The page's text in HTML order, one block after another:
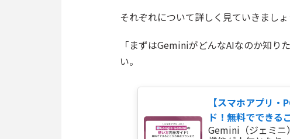
それぞれについて詳しく見ていきましょ
「まずはGeminiがどんなAIなのか知
い。
【スマホアプリ
ド！無料でできる
Gemini（ジェミニ